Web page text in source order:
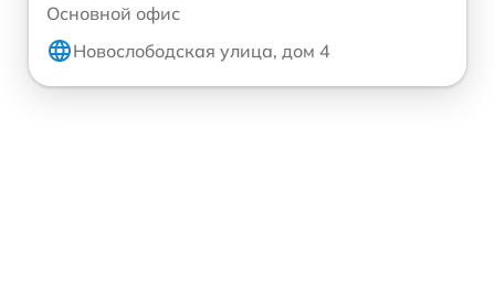
Основной офис
Новослободская улица, дом 4